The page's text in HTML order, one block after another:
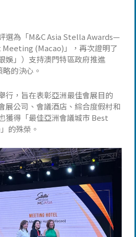
選為「M&C Asia Stella Awards—
Meeting (Macao)」，再次證明了
娛」）支持澳門特區政府推進
略的決心。
行，旨在表彰亞洲最佳會展目的
展公司、會議酒店、綜合度假村和
獲得「最佳亞洲會議城市 Best
的殊榮。